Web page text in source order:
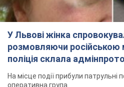
У Львові жінка
розмовляючи
поліція склала
На місце події прибули патрульні
оперативна група